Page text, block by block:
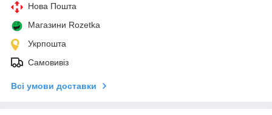
Нова Пошта
Магазини Rozetka
Укрпошта
Самовивіз
Всі умови доставки